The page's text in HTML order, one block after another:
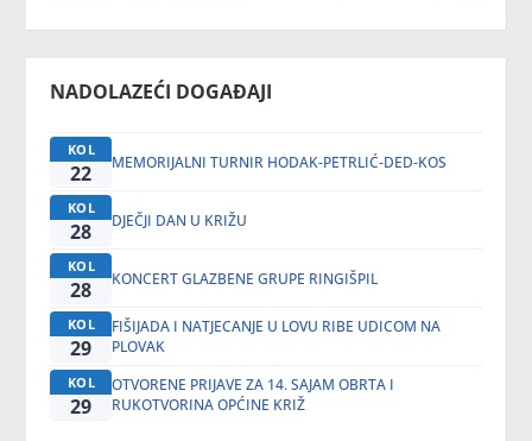
NADOLAZEĆI DOGAĐAJI
KOL
22 MEMORIJALNI TURNIR HODAK-PETRLIĆ-DED-KOS
KOL
28 DJEČJI DAN U KRIŽU
KOL
28 KONCERT GLAZBENE GRUPE RINGIŠPIL
KOL
29
FIŠIJADA I NATJECANJE U LOVU RIBE UDICOM NA
PLOVAK
KOL
29
OTVORENE PRIJAVE ZA 14. SAJAM OBRTA I
RUKOTVORINA OPĆINE KRIŽ